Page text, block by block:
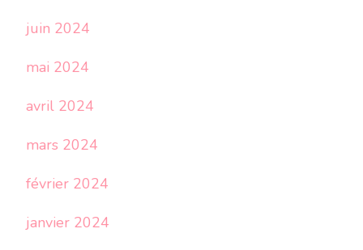
juin 2024
mai 2024
avril 2024
mars 2024
février 2024
janvier 2024